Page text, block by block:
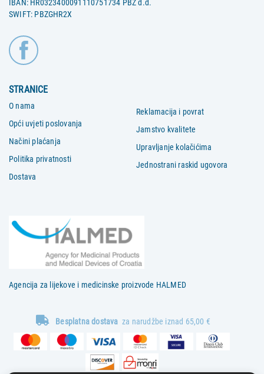
IBAN: HR0323400091110751734 PBZ d.d.
SWIFT: PBZGHR2X
STRANICE
O nama
Opći uvjeti poslovanja
Načini plaćanja
Politika privatnosti
Dostava
Reklamacija i povrat
Jamstvo kvalitete
Upravljanje kolačićima
Jednostrani raskid ugovora
Agencija za lijekove i medicinske proizvode HALMED
Besplatna dostava za narudžbe iznad 65,00 €